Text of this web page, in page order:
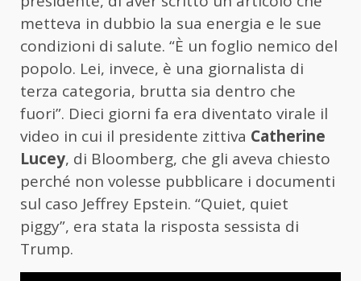
metteva in dubbio la sua energia e le sue
condizioni di salute. “È un foglio nemico del
popolo. Lei, invece, è una giornalista di
terza categoria, brutta sia dentro che
fuori”. Dieci giorni fa era diventato virale il
video in cui il presidente zittiva Catherine
Lucey, di Bloomberg, che gli aveva chiesto
perché non volesse pubblicare i documenti
sul caso Jeffrey Epstein. “Quiet, quiet
piggy”, era stata la risposta sessista di
Trump.